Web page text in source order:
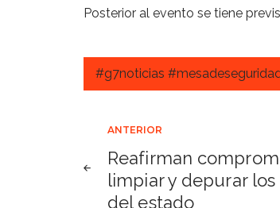
Posterior al evento se tiene
#g7noticias
de
ANTERIOR
Reafirman
limpiar y depurar
del estado